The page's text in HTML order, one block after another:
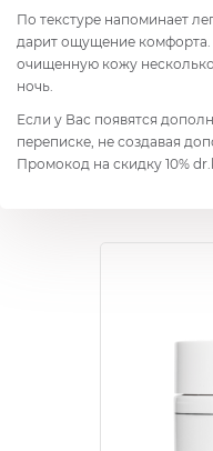
По текстуре напоминает
дарит ощущение комфорта.
очищенную кожу
ночь.
Если у Вас появятся
переписке, не создавая
Промокод на скидку 10%